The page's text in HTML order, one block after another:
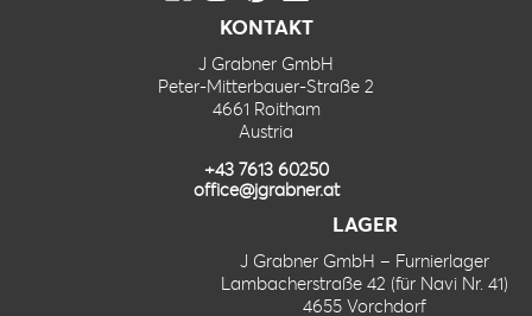
KONTAKT
J Grabner GmbH
Peter-Mitterbauer-Straße 2
4661 Roitham
Austria
+43 7613 60250
office@jgrabner.at
LAGER
J Grabner GmbH – Furnierlager
Lambacherstraße 42 (für Navi Nr. 41)
4655 Vorchdorf